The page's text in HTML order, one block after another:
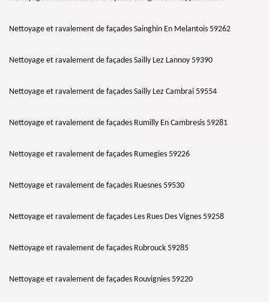
Nettoyage et ravalement de façades Sainghin En Melantois 59262
Nettoyage et ravalement de façades Sailly Lez Lannoy 59390
Nettoyage et ravalement de façades Sailly Lez Cambrai 59554
Nettoyage et ravalement de façades Rumilly En Cambresis 59281
Nettoyage et ravalement de façades Rumegies 59226
Nettoyage et ravalement de façades Ruesnes 59530
Nettoyage et ravalement de façades Les Rues Des Vignes 59258
Nettoyage et ravalement de façades Rubrouck 59285
Nettoyage et ravalement de façades Rouvignies 59220